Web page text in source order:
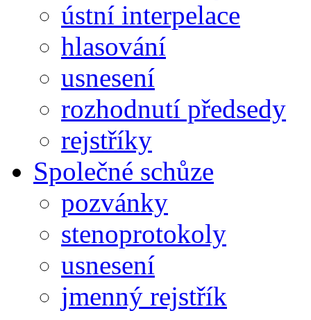
ústní interpelace
hlasování
usnesení
rozhodnutí předsedy
rejstříky
Společné schůze
pozvánky
stenoprotokoly
usnesení
jmenný rejstřík